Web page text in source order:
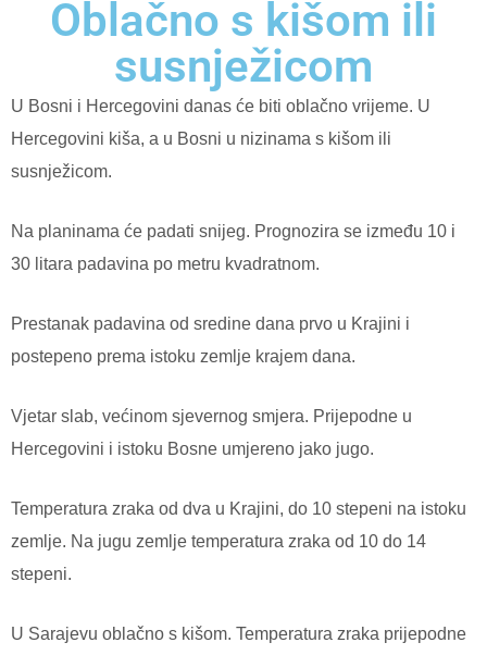
Oblačno s kišom ili
susnježicom
U Bosni i Hercegovini danas će biti oblačno vrijeme. U
Hercegovini kiša, a u Bosni u nizinama s kišom ili
susnježicom.
Na planinama će padati snijeg. Prognozira se između 10 i
30 litara padavina po metru kvadratnom.
Prestanak padavina od sredine dana prvo u Krajini i
postepeno prema istoku zemlje krajem dana.
Vjetar slab, većinom sjevernog smjera. Prijepodne u
Hercegovini i istoku Bosne umjereno jako jugo.
Temperatura zraka od dva u Krajini, do 10 stepeni na istoku
zemlje. Na jugu zemlje temperatura zraka od 10 do 14
stepeni.
U Sarajevu oblačno s kišom. Temperatura zraka prijepodne